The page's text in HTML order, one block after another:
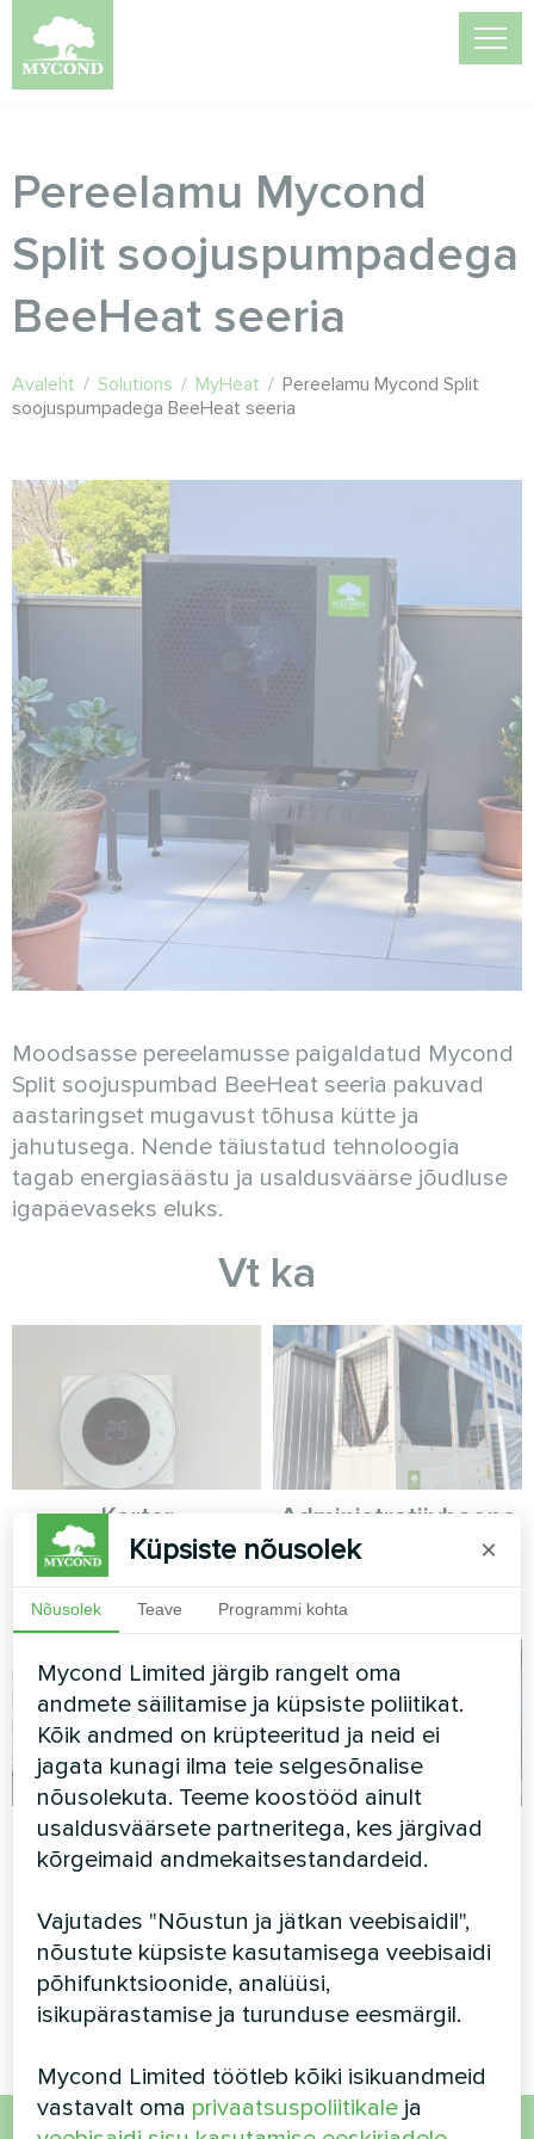
Pereelamu Mycond
Split soojuspumpadega
BeeHeat seeria
Avaleht / Solutions / MyHeat / Pereelamu Mycond Split
soojuspumpadega BeeHeat seeria
Moodsasse pereelamusse paigaldatud Mycond
Split soojuspumbad BeeHeat seeria pakuvad
aastaringset mugavust tõhusa kütte ja
jahutusega. Nende täiustatud tehnoloogia
tagab energiasäästu ja usaldusväärse jõudluse
igapäevaseks eluks.
Vt ka
Korter
Põrandaküttetermostaat
Administratiivhoone
Eramu
ventilaatoriga seadme Silent
seeria
Eramaja Mycond
soojuspumbaga
MBasic MHM-U09HL on
ühendatud puhverpaagiga
Küpsiste nõusolek ×
Nõusolek Teave Programmi kohta
Mycond Limited järgib rangelt oma
andmete säilitamise ja küpsiste poliitikat.
Kõik andmed on krüpteeritud ja neid ei
jagata kunagi ilma teie selgesõnalise
nõusolekuta. Teeme koostööd ainult
usaldusväärsete partneritega, kes järgivad
kõrgeimaid andmekaitsestandardeid.
Vajutades "Nõustun ja jätkan veebisaidil",
nõustute küpsiste kasutamisega veebisaidi
põhifunktsioonide, analüüsi,
isikupärastamise ja turunduse eesmärgil.
Mycond Limited töötleb kõiki isikuandmeid
vastavalt oma privaatsuspoliitikale ja